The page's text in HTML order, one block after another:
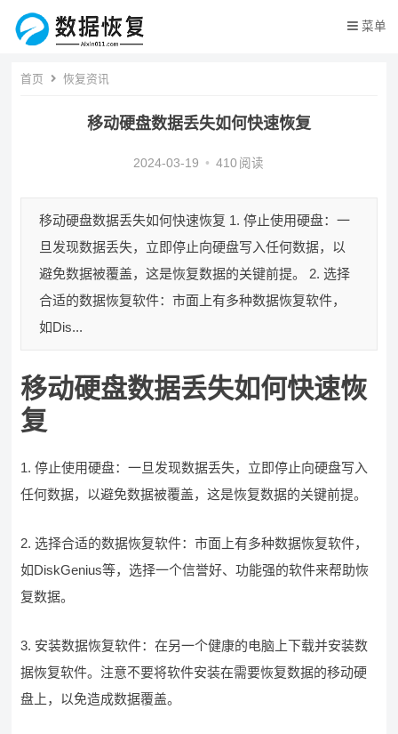
菜单
首页 恢复资讯
移动硬盘数据丢失如何快速恢复
2024-03-19 • 410 阅读
移动硬盘数据丢失如何快速恢复 1. 停止使用硬盘：一
旦发现数据丢失，立即停止向硬盘写入任何数据，以
避免数据被覆盖，这是恢复数据的关键前提。 2. 选择
合适的数据恢复软件：市面上有多种数据恢复软件，
如Dis...
移动硬盘数据丢失如何快速恢
复
1. 停止使用硬盘：一旦发现数据丢失，立即停止向硬盘写入
任何数据，以避免数据被覆盖，这是恢复数据的关键前提。
2. 选择合适的数据恢复软件：市面上有多种数据恢复软件，
如DiskGenius等，选择一个信誉好、功能强的软件来帮助恢
复数据。
3. 安装数据恢复软件：在另一个健康的电脑上下载并安装数
据恢复软件。注意不要将软件安装在需要恢复数据的移动硬
盘上，以免造成数据覆盖。